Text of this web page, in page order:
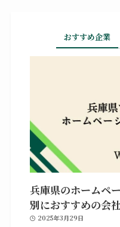
おすすめ企業
兵庫県のホームペ
別におすすめの会
2025年3月29日